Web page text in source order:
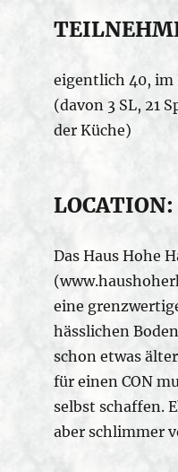
eigentlich 40, im
(davon 3 SL, 21
der Küche)
LOCATION:
Das Haus Hohe
eine
hässlichen
schon etwas
für einen CON
selbst schaffen.
aber schlimmer